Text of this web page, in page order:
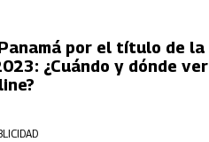
por el título de la
¿Cuándo y dónde ver